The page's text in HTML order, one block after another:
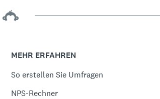
MEHR ERFAHREN
So erstellen Sie Umfragen
NPS-Rechner